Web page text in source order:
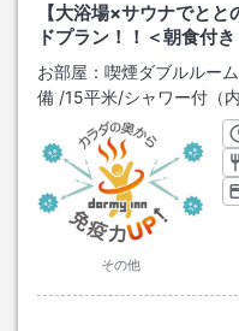
【大浴場×サウナでと
ドプラン！！＜朝食付き
お部屋： 喫煙ダブルルー
備 /15平米/シャワー付（
その他